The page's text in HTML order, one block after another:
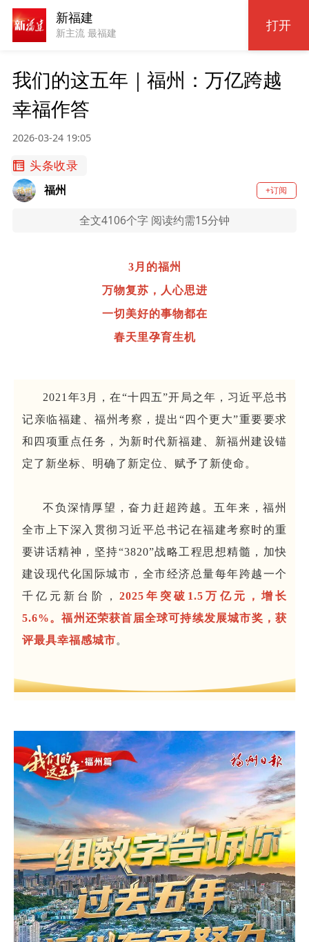
新福建
新主流 最福建 打开
我们的这五年｜福州：万亿跨越
幸福作答
2026-03-24 19:05
头条收录
福州 +订阅
全文4106个字 阅读约需15分钟
3月的福州
万物复苏，人心思进
一切美好的事物都在
春天里孕育生机
2021年3月，在“十四五”开局之年，习近平总书
记亲临福建、福州考察，提出“四个更大”重要要求
和四项重点任务，为新时代新福建、新福州建设锚
定了新坐标、明确了新定位、赋予了新使命。
不负深情厚望，奋力赶超跨越。五年来，福州
全市上下深入贯彻习近平总书记在福建考察时的重
要讲话精神，坚持“3820”战略工程思想精髓，加快
建设现代化国际城市，全市经济总量每年跨越一个
千亿元新台阶， 2025年突破1.5万亿元，增长
5.6%。福州还荣获首届全球可持续发展城市奖，获
评最具幸福感城市。